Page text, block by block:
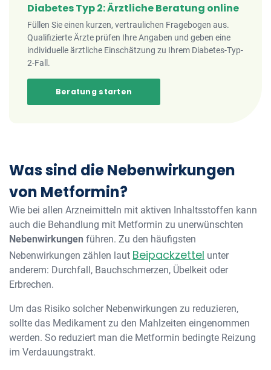
Diabetes Typ 2: Ärztliche Beratung online
Füllen Sie einen kurzen, vertraulichen Fragebogen aus.
Qualifizierte Ärzte prüfen Ihre Angaben und geben eine
individuelle ärztliche Einschätzung zu Ihrem Diabetes-Typ-
2-Fall.
Beratung starten
Was sind die Nebenwirkungen
von Metformin?
Wie bei allen Arzneimitteln mit aktiven Inhaltsstoffen kann
auch die Behandlung mit Metformin zu unerwünschten
Nebenwirkungen führen. Zu den häufigsten
Nebenwirkungen zählen laut Beipackzettel unter
anderem: Durchfall, Bauchschmerzen, Übelkeit oder
Erbrechen.
Um das Risiko solcher Nebenwirkungen zu reduzieren,
sollte das Medikament zu den Mahlzeiten eingenommen
werden. So reduziert man die Metformin bedingte Reizung
im Verdauungstrakt.